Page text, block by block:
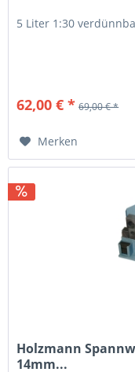
5 Liter 1:30
62,00 € * 69,00 € *
Merken
Holzmann
14mm...